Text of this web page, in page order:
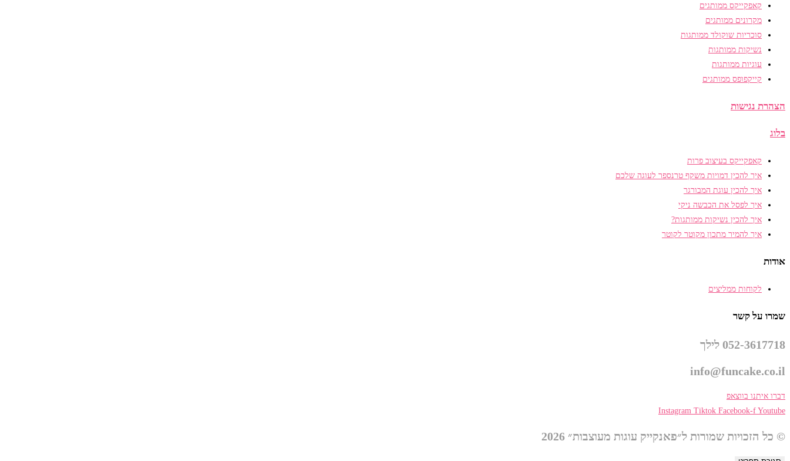
קאפקייקס ממותגים
מקרונים ממותגים
סוכריות שוקולד ממותגות
נשיקות ממותגות
עוגיות ממותגות
קייקפופס ממותגים
הצהרת נגישות
בלוג
קאפקייקס בעיצוב פרות
איך להכין דמויות משקף טרנספר לעוגה שלכם
איך להכין עוגת המבורגר
איך לפסל את הכבשה ניקי
איך להכין נשיקות ממותגות?
איך להמיר מתכון מקוטר לקוטר
אודות
לקוחות ממליצים
שמרו על קשר
052-3617718 לילך
info@funcake.co.il
דברו איתנו בווצאפ
Instagram Tiktok Facebook-f Youtube
© כל הזכויות שמורות ל״פאנקייק עוגות מעוצבות״ 2026